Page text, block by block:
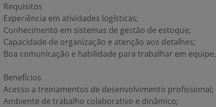
Requisitos
Experiência em atividades logísticas;
Conhecimento em sistemas de gestão de estoque;
Capacidade de organização e atenção aos detalhes;
Boa comunicação e habilidade para trabalhar em equipe.
Benefícios
Acesso a treinamentos de desenvolvimento profissional;
Ambiente de trabalho colaborativo e dinâmico;